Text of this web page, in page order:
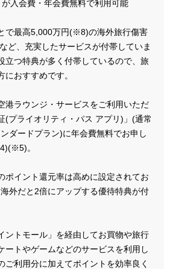
入会費・年会費無料で利用可能
で最高5,000万円(※8)の海外旅行傷害
ど、充実したサービスが付帯していま
立つ特典が多く付帯しているので、旅
おすすめです。
港ラウンジ・サービスをご利用いただ
(プライオリティ・パス アプリ)」(通常
ダードプラン)に年会費無料でお申し
。
ポイント還元率は高めに設定されてお
外だと2倍にアップする優待特典が付
ントモール」を経由してお買物や旅行
ートやゲームなどのサービスを利用し
ご利用分に加えてポイントを効率良く